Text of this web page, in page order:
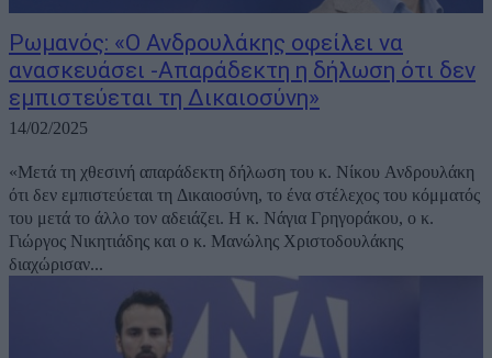
Ρωμανός: «Ο Ανδρουλάκης οφείλει να
ανασκευάσει -Απαράδεκτη η δήλωση ότι δεν
εμπιστεύεται τη Δικαιοσύνη»
14/02/2025
«Μετά τη χθεσινή απαράδεκτη δήλωση του κ. Νίκου Ανδρουλάκη
ότι δεν εμπιστεύεται τη Δικαιοσύνη, το ένα στέλεχος του κόμματός
του μετά το άλλο τον αδειάζει. Η κ. Νάγια Γρηγοράκου, ο κ.
Γιώργος Νικητιάδης και ο κ. Μανώλης Χριστοδουλάκης
διαχώρισαν...